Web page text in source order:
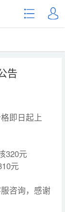
告
即日起上
320元
元
咨询，感谢